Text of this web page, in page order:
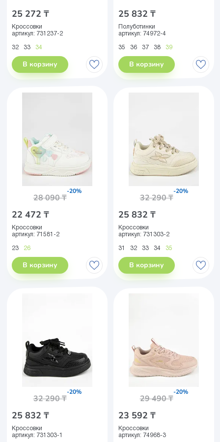
25 272 ₸
Кроссовки
артикул: 731237-2
32 33 34
В корзину
25 832 ₸
Полуботинки
артикул: 74972-4
35 36 37 38 39
В корзину
22 472 ₸
28 090 ₸
-20%
Кроссовки
артикул: 71581-2
23 26
В корзину
25 832 ₸
32 290 ₸
-20%
Кроссовки
артикул: 731303-2
31 32 33 34 35
В корзину
25 832 ₸
32 290 ₸
-20%
Кроссовки
артикул: 731303-1
23 592 ₸
29 490 ₸
-20%
Кроссовки
артикул: 74968-3